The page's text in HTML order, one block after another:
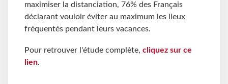
maximiser la distanciation, 76% des Français
déclarant vouloir éviter au maximum les lieux
fréquentés pendant leurs vacances.
Pour retrouver l'étude complète, cliquez sur ce
lien.